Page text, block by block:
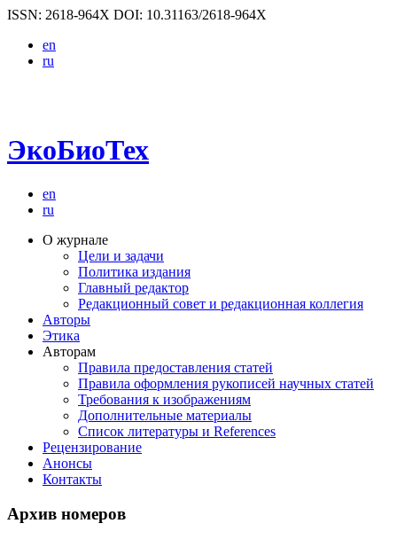
ISSN: 2618-964X DOI: 10.31163/2618-964X
en
ru
ЭкоБиоТех
en
ru
О журнале
Цели и задачи
Политика издания
Главный редактор
Редакционный совет и редакционная коллегия
Авторы
Этика
Авторам
Правила предоставления статей
Правила оформления рукописей научных статей
Требования к изображениям
Дополнительные материалы
Список литературы и References
Рецензирование
Анонсы
Контакты
Архив номеров